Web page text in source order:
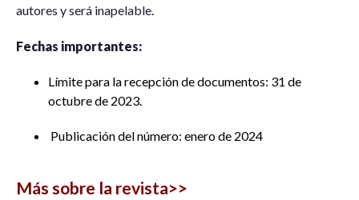
autores y será inapelable.
Fechas importantes:
Límite para la recepción de documentos: 31 de
octubre de 2023.
Publicación del número: enero de 2024
Más sobre la revista>>